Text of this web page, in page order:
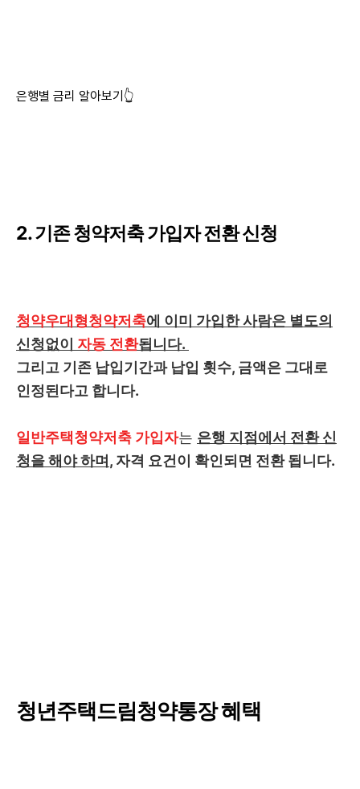
은행별 금리 알아보기👆
2. 기존 청약저축 가입자 전환 신청
청약우대형청약저축에 이미 가입한 사람은 별도의
신청없이 자동 전환됩니다.
그리고 기존 납입기간과 납입 횟수, 금액은 그대로
인정된다고 합니다.
일반주택청약저축 가입자는 은행 지점에서 전환 신
청을 해야 하며 , 자격 요건이 확인되면 전환 됩니다.
청년주택드림청약통장 혜택